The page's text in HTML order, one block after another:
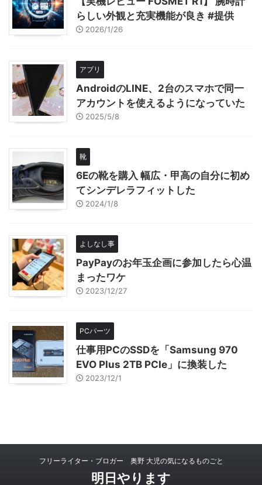
らしい外観と充実機能が良き #提供
2026/1/26
アプリ
AndroidのLINE、2台のスマホで同一
アカウントを使えるようになっていた
2025/5/8
靴
6Eの靴を購入 幅広・甲高の自分に初め
てシンデレラフィットした
2024/1/8
よしなし事
PayPayのお年玉企画に参加したら心温
まったワケ
2023/12/27
PCパーツ
仕事用PCのSSDを「Samsung 970
EVO Plus 2TB PCIe」に換装した
2023/12/1
フリーライター・ブロガー 奥野 大児の気になるものごと
明日やります